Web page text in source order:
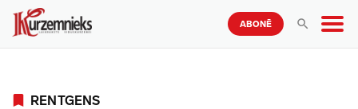
ABONĒ
RENTGENS